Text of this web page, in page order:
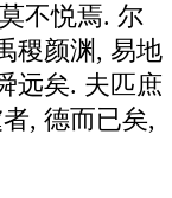
不悦焉. 尔
稷颜渊, 易地
远矣. 夫匹庶
, 德而已矣,